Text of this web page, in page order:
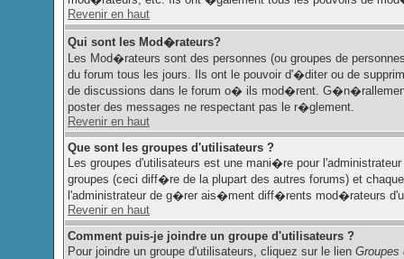
Revenir en haut
Qui sont les Mod�rateurs?
Les Mod�rateurs sont des personnes (ou groupes de
du forum tous les jours. Ils ont le pouvoir d'�diter ou de
de discussions dans le forum o� ils mod�rent.
poster des messages ne respectant pas le r�glement.
Revenir en haut
Que sont les groupes d'utilisateurs ?
Les groupes d'utilisateurs est une mani�re pour
groupes (ceci diff�re de la plupart des autres forums) et
l'administrateur de g�rer ais�ment diff�rents mod�rateurs
Revenir en haut
Comment puis-je joindre un groupe d'utilisateurs ?
Pour joindre un groupe d'utilisateurs, cliquez sur le lien Groupes